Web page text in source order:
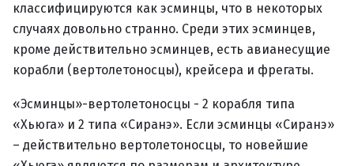
классифицируются как эсминцы, что в некоторых
случаях довольно странно. Среди этих эсминцев,
кроме действительно эсминцев, есть авианесущие
корабли (вертолетоносцы), крейсера и фрегаты.
«Эсминцы»-вертолетоносцы - 2 корабля типа
«Хьюга» и 2 типа «Сиранэ». Если эсминцы «Сиранэ»
– действительно вертолетоносцы, то новейшие